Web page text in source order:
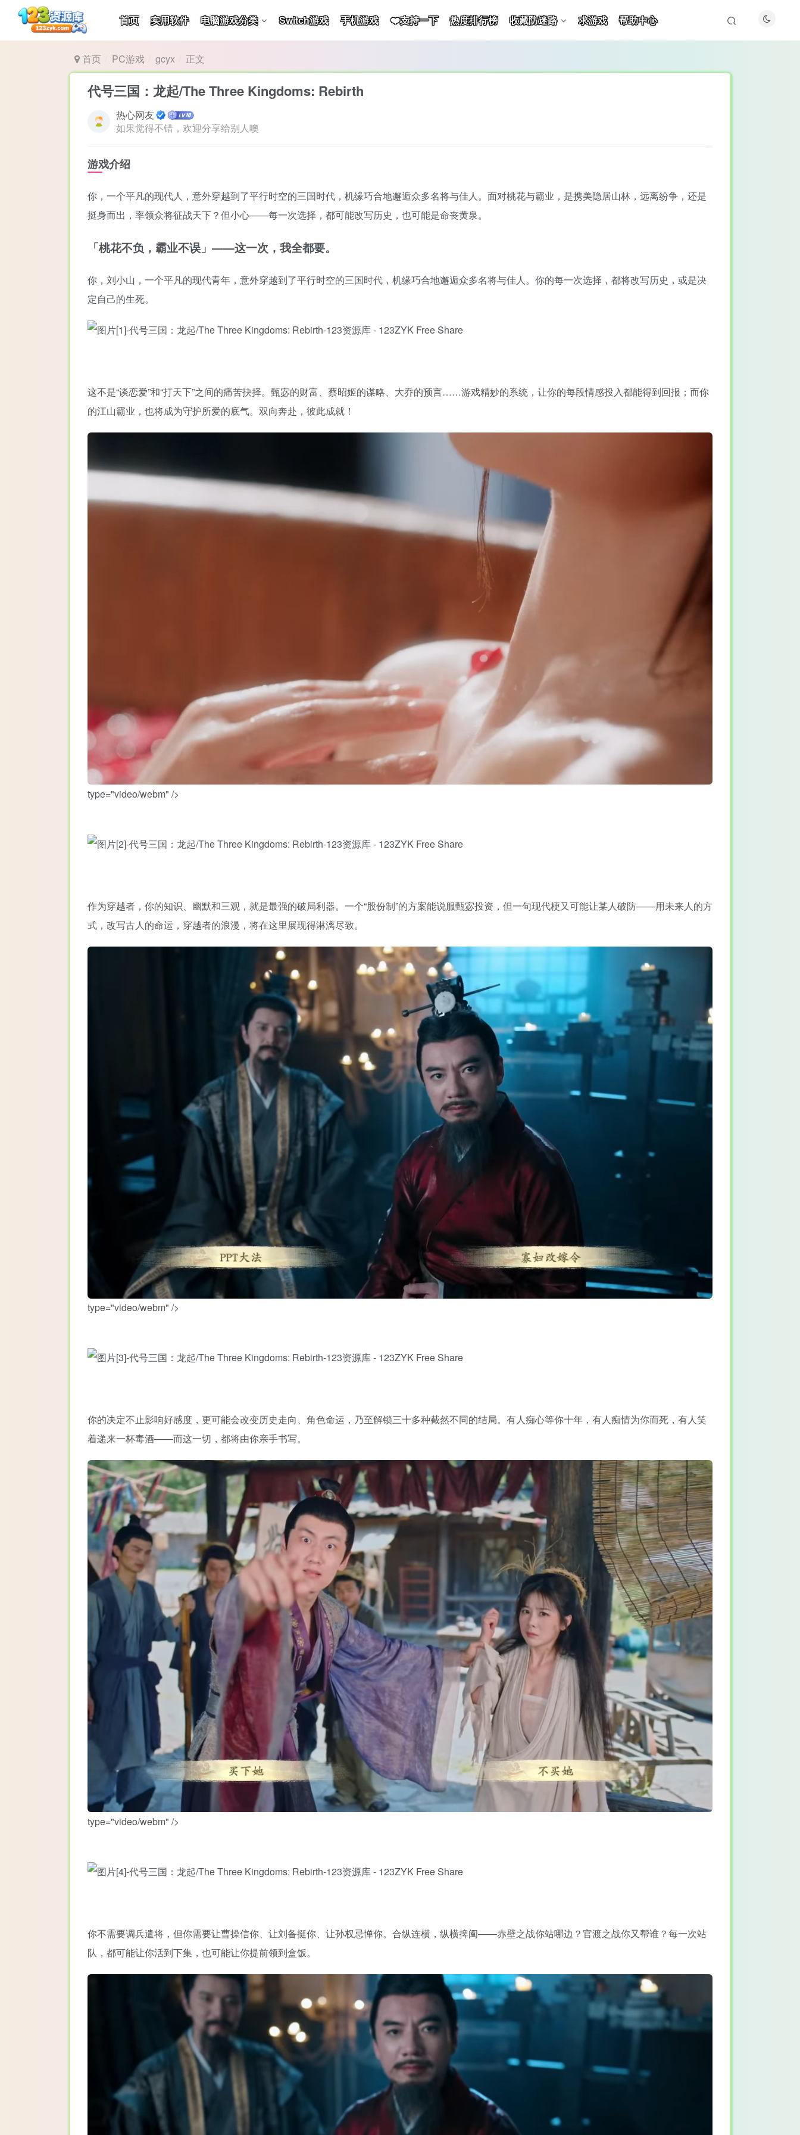
首页 实用软件 电脑游戏分类 Switch游戏 手机游戏 ❤️支持一下 热度排行榜 收藏防迷路 求游戏 帮助中心
首页 PC游戏 gcyx 正文
代号三国：龙起/The Three Kingdoms: Rebirth
热心网友
如果觉得不错，欢迎分享给别人噢
游戏介绍
你，一个平凡的现代人，意外穿越到了平行时空的三国时代，机缘巧合地邂逅众多名将与佳人。面对桃花与霸业，是携美隐居山林，远离纷争，还是
挺身而出，率领众将征战天下？但小心——每一次选择，都可能改写历史，也可能是命丧黄泉。
「桃花不负，霸业不误」——这一次，我全都要。
你，刘小山，一个平凡的现代青年，意外穿越到了平行时空的三国时代，机缘巧合地邂逅众多名将与佳人。你的每一次选择，都将改写历史，或是决
定自己的生死。
这不是“谈恋爱”和“打天下”之间的痛苦抉择。甄宓的财富、蔡昭姬的谋略、大乔的预言……游戏精妙的系统，让你的每段情感投入都能得到回报；而你
的江山霸业，也将成为守护所爱的底气。双向奔赴，彼此成就！
type="video/webm" />
作为穿越者，你的知识、幽默和三观，就是最强的破局利器。一个“股份制”的方案能说服甄宓投资，但一句现代梗又可能让某人破防——用未来人的方
式，改写古人的命运，穿越者的浪漫，将在这里展现得淋漓尽致。
type="video/webm" />
你的决定不止影响好感度，更可能会改变历史走向、角色命运，乃至解锁三十多种截然不同的结局。有人痴心等你十年，有人痴情为你而死，有人笑
着递来一杯毒酒——而这一切，都将由你亲手书写。
type="video/webm" />
你不需要调兵遣将，但你需要让曹操信你、让刘备挺你、让孙权忌惮你。合纵连横，纵横捭阖——赤壁之战你站哪边？官渡之战你又帮谁？每一次站
队，都可能让你活到下集，也可能让你提前领到盒饭。